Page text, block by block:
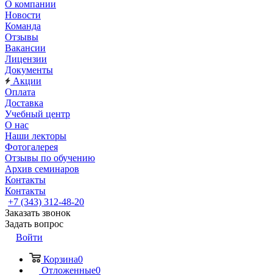
О компании
Новости
Команда
Отзывы
Вакансии
Лицензии
Документы
Акции
Оплата
Доставка
Учебный центр
О нас
Наши лекторы
Фотогалерея
Отзывы по обучению
Архив семинаров
Контакты
Контакты
+7 (343) 312-48-20
Заказать звонок
Задать вопрос
Войти
Корзина0
Отложенные0